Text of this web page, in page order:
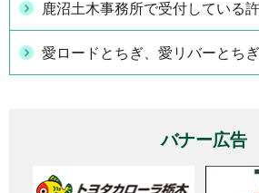
鹿沼土木事務所で受付している
愛ロードとちぎ、愛リバーとちぎ
バナー広告